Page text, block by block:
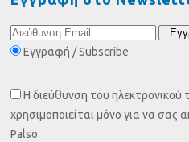
Εγγραφή / Subscribe
Η διεύθυνση του ηλεκτρονικού
χρησιμοποιείται μόνο για να
Palso.